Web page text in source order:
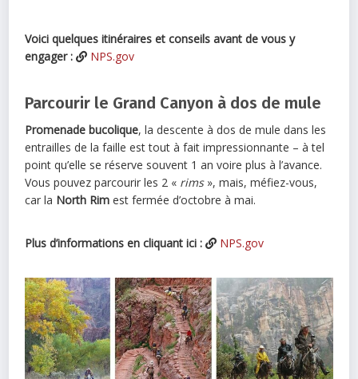
Voici quelques itinéraires et conseils avant de vous y
engager :
NPS.gov
Parcourir le Grand Canyon à dos de mule
Promenade bucolique, la descente à dos de mule dans les
entrailles de la faille est tout à fait impressionnante – à tel
point qu’elle se réserve souvent 1 an voire plus à l’avance.
Vous pouvez parcourir les 2 « rims», mais, méfiez-vous,
car la North Rim est fermée d’octobre à mai.
Plus d’informations en cliquant ici : NPS.gov